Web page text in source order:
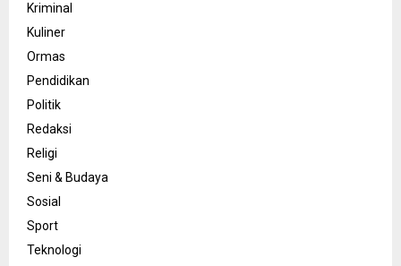
Kriminal
Kuliner
Ormas
Pendidikan
Politik
Redaksi
Religi
Seni & Budaya
Sosial
Sport
Teknologi